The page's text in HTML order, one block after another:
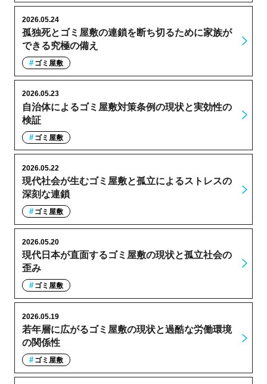
孤独死とゴミ屋敷の連鎖を断ち切るために家族が
できる究極の備え
2026.05.24
ゴミ屋敷
自治体によるゴミ屋敷対策条例の現状と実効性の
検証
2026.05.23
ゴミ屋敷
現代社会が生むゴミ屋敷と孤立によるストレスの
深刻な連鎖
2026.05.22
ゴミ屋敷
現代日本が直面するゴミ屋敷の現状と孤立社会の
歪み
2026.05.20
ゴミ屋敷
若年層に広がるゴミ屋敷の現状と過酷な労働環境
の関係性
2026.05.19
ゴミ屋敷